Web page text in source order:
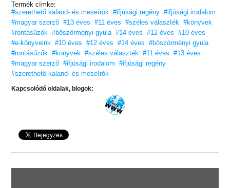
drótokat, míg végül a sarkon álló transzformátor iszonyú
csattanással ki nem sült. A ragacsos, átláthatatlan, piszkossárga
Köd lassan mindent elnyelt...”
S hogy mindehhez mi közük a tündéreknek, arra a választ a
kezedben tartod!
Termék címke:
#szerethető kaland- és meseírók #ifjúsági regény #ifjúsági irodalom
#magyar szerző #13 éves #11 éves #széles választék #könyvek
#rontásűzők #böszörményi gyula #14 éves #12 éves
#10 éves
#e-könyveink #10 éves #12 éves #14 éves
#böszörményi gyula
#rontásűzők #könyvek #széles választék #11 éves
#13 éves
#magyar szerző #ifjúsági irodalom
#ifjúsági regény
#szerethető kaland- és meseírók
Kapcsolódó oldalak, blogok: